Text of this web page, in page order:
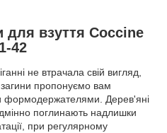
для взуття Coccine
42
не втрачала свій вигляд,
загини пропонуємо вам
формодержателями. Дерев'яні
поглинають надлишки
при регулярному